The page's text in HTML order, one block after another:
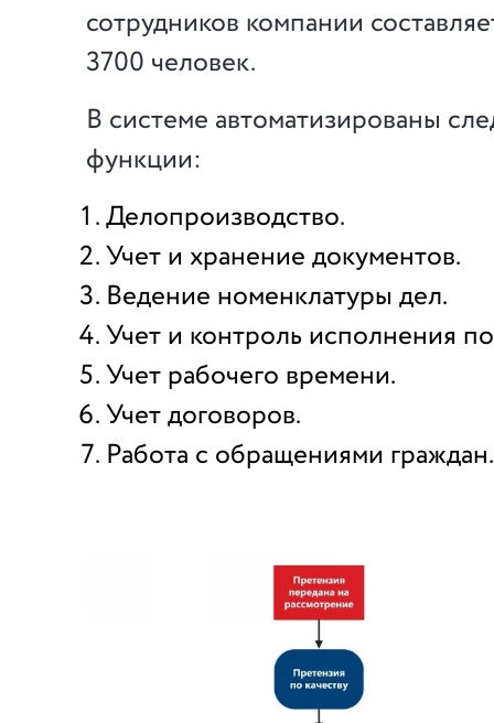
сотрудников компании
3700 человек.
В системе автоматизированы
функции:
Делопроизводство.
Учет и хранение документов.
Ведение номенклатуры дел.
Учет и контроль исполнения
Учет рабочего времени.
Учет договоров.
Работа с обращениями граждан.